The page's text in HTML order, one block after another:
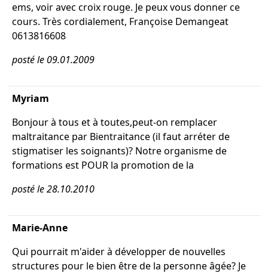
ems, voir avec croix rouge. Je peux vous donner ce
cours. Très cordialement, Françoise Demangeat
0613816608
posté le 09.01.2009
Myriam
Bonjour à tous et à toutes,peut-on remplacer
maltraitance par Bientraitance (il faut arréter de
stigmatiser les soignants)? Notre organisme de
formations est POUR la promotion de la
posté le 28.10.2010
Marie-Anne
Qui pourrait m'aider à développer de nouvelles
structures pour le bien être de la personne âgée? Je